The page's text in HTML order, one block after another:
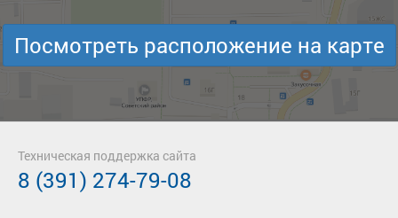
Посмотреть расположение на карте
Техническая поддержка сайта
8 (391) 274-79-08